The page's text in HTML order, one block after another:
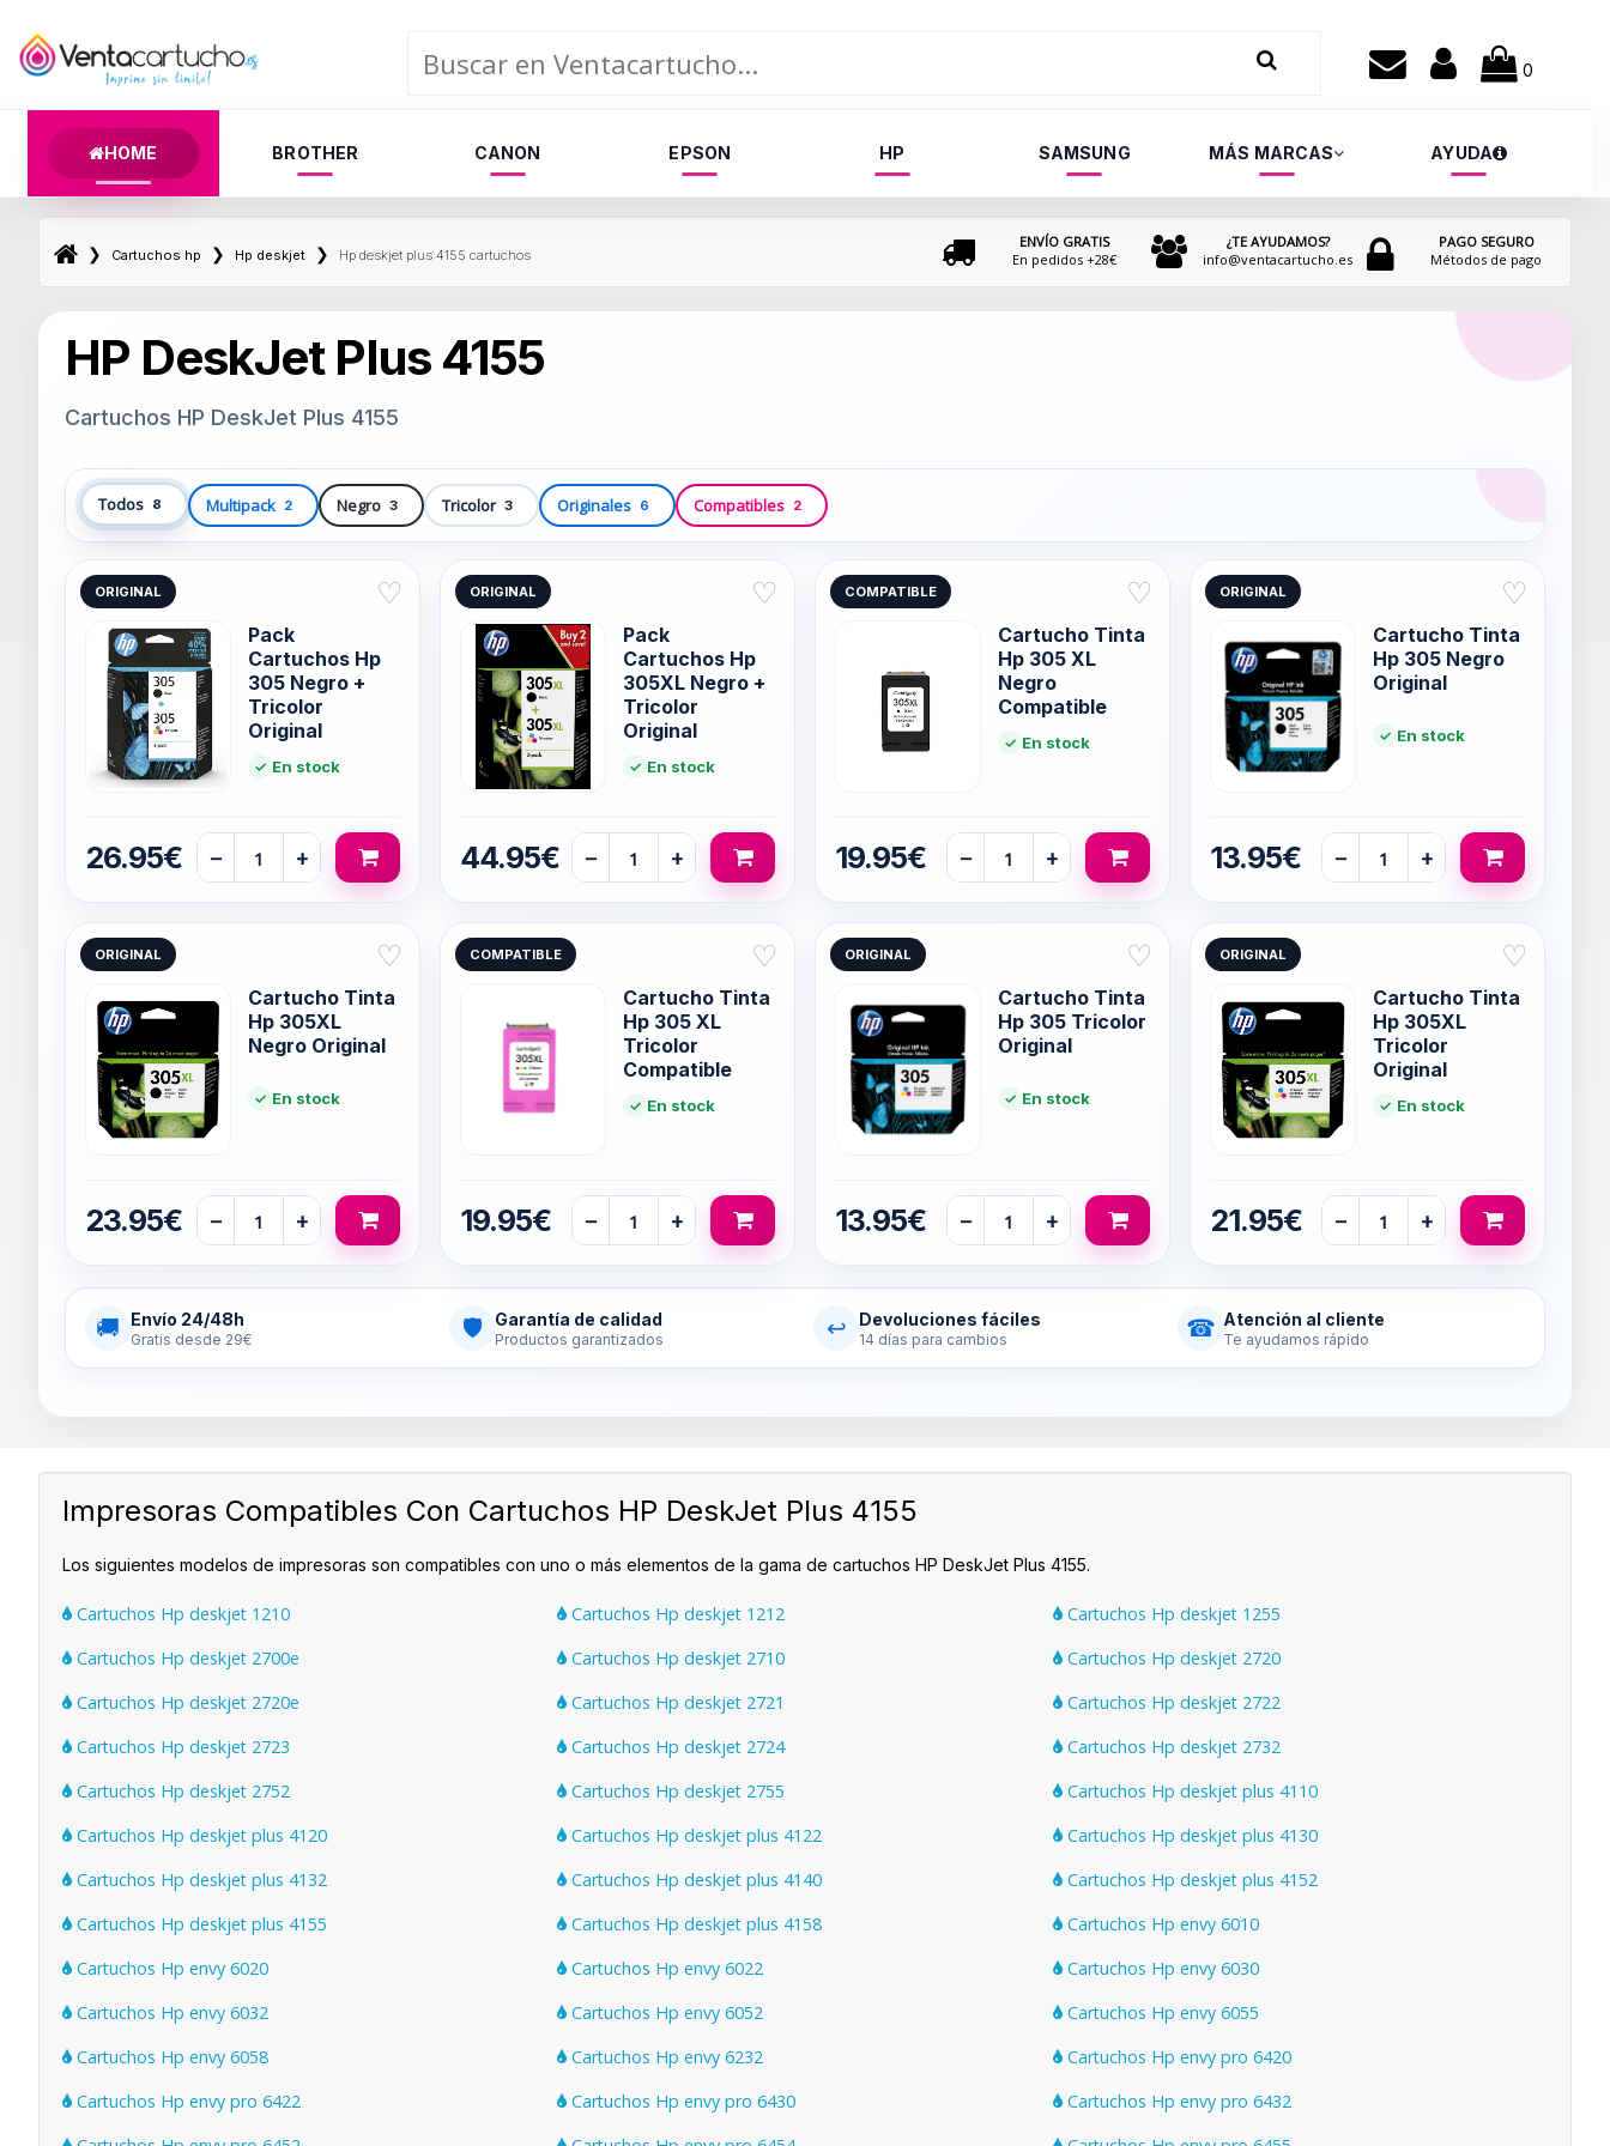
0
HOME BROTHER CANON EPSON HP SAMSUNG MÁS MARCAS AYUDA
❯ Cartuchos hp ❯ Hp deskjet ❯ Hp deskjet plus 4155 cartuchos
ENVÍO GRATIS
En pedidos +28€
¿TE AYUDAMOS?
info@ventacartucho.es
PAGO SEGURO
Métodos de pago
HP DeskJet Plus 4155
Cartuchos HP DeskJet Plus 4155
Todos 8 Multipack 2 Negro 3 Tricolor 3 Originales 6 Compatibles 2
ORIGINAL ♡
Pack
Cartuchos Hp
305 Negro +
Tricolor
Original
En stock
26.95€ − +
ORIGINAL ♡
Pack
Cartuchos Hp
305XL Negro +
Tricolor
Original
En stock
44.95€ − +
COMPATIBLE ♡
Cartucho Tinta
Hp 305 XL
Negro
Compatible
En stock
19.95€ − +
ORIGINAL ♡
Cartucho Tinta
Hp 305 Negro
Original
En stock
13.95€ − +
ORIGINAL ♡
Cartucho Tinta
Hp 305XL
Negro Original
En stock
23.95€ − +
COMPATIBLE ♡
Cartucho Tinta
Hp 305 XL
Tricolor
Compatible
En stock
19.95€ − +
ORIGINAL ♡
Cartucho Tinta
Hp 305 Tricolor
Original
En stock
13.95€ − +
ORIGINAL ♡
Cartucho Tinta
Hp 305XL
Tricolor
Original
En stock
21.95€ − +
🚚 Envío 24/48h
Gratis desde 29€ 🛡 Garantía de calidad
Productos garantizados ↩ Devoluciones fáciles
14 días para cambios ☎ Atención al cliente
Te ayudamos rápido
Impresoras Compatibles Con Cartuchos HP DeskJet Plus 4155
Los siguientes modelos de impresoras son compatibles con uno o más elementos de la gama de cartuchos HP DeskJet Plus 4155.
Cartuchos Hp deskjet 1210 Cartuchos Hp deskjet 1212
Cartuchos Hp deskjet 1255
Cartuchos Hp deskjet 2700e
Cartuchos Hp deskjet 2710
Cartuchos Hp deskjet 2720
Cartuchos Hp deskjet 2720e
Cartuchos Hp deskjet 2721
Cartuchos Hp deskjet 2722
Cartuchos Hp deskjet 2723
Cartuchos Hp deskjet 2724
Cartuchos Hp deskjet 2732
Cartuchos Hp deskjet 2752
Cartuchos Hp deskjet 2755
Cartuchos Hp deskjet plus 4110
Cartuchos Hp deskjet plus 4120
Cartuchos Hp deskjet plus 4122
Cartuchos Hp deskjet plus 4130
Cartuchos Hp deskjet plus 4132
Cartuchos Hp deskjet plus 4140
Cartuchos Hp deskjet plus 4152
Cartuchos Hp deskjet plus 4155
Cartuchos Hp deskjet plus 4158
Cartuchos Hp envy 6010
Cartuchos Hp envy 6020
Cartuchos Hp envy 6022
Cartuchos Hp envy 6030
Cartuchos Hp envy 6032
Cartuchos Hp envy 6052
Cartuchos Hp envy 6055
Cartuchos Hp envy 6058
Cartuchos Hp envy 6232
Cartuchos Hp envy pro 6420
Cartuchos Hp envy pro 6422
Cartuchos Hp envy pro 6430
Cartuchos Hp envy pro 6432